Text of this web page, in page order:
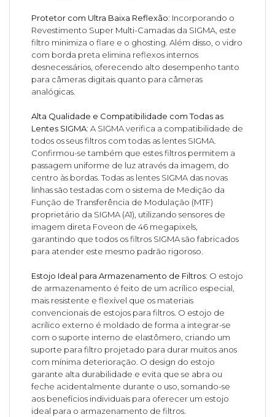
Protetor com Ultra Baixa Reflexão: Incorporando o
Revestimento Super Multi-Camadas da SIGMA, este
filtro minimiza o flare e o ghosting. Além disso, o vidro
com borda preta elimina reflexos internos
desnecessários, oferecendo alto desempenho tanto
para câmeras digitais quanto para câmeras
analógicas.
Alta Qualidade e Compatibilidade com Todas as
Lentes SIGMA: A SIGMA verifica a compatibilidade de
todos os seus filtros com todas as lentes SIGMA.
Confirmou-se também que estes filtros permitem a
passagem uniforme de luz através da imagem, do
centro às bordas. Todas as lentes SIGMA das novas
linhas são testadas com o sistema de Medição da
Função de Transferência de Modulação (MTF)
proprietário da SIGMA (A1), utilizando sensores de
imagem direta Foveon de 46 megapixels,
garantindo que todos os filtros SIGMA são fabricados
para atender este mesmo padrão rigoroso.
Estojo Ideal para Armazenamento de Filtros: O estojo
de armazenamento é feito de um acrílico especial,
mais resistente e flexível que os materiais
convencionais de estojos para filtros. O estojo de
acrílico externo é moldado de forma a integrar-se
com o suporte interno de elastômero, criando um
suporte para filtro projetado para durar muitos anos
com mínima deterioração. O design do estojo
garante alta durabilidade e evita que se abra ou
feche acidentalmente durante o uso, somando-se
aos benefícios individuais para oferecer um estojo
ideal para o armazenamento de filtros.